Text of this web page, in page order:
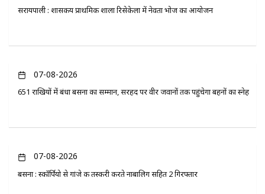
सरायपाली : शासकीय प्राथमिक शाला रिसेकेला में नेवता भोज का आयोजन
07-08-2026
651 राखियों में बंधा बसना का सम्मान, सरहद पर वीर जवानों तक पहुंचेगा बहनों का स्नेह
07-08-2026
बसना : स्कॉर्पियो से गांजे की तस्करी करते नाबालिग सहित 2 गिरफ्तार